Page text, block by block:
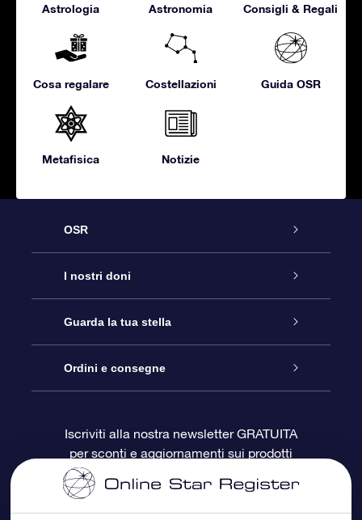
Astrologia Astronomia Consigli & Regali
Cosa regalare Costellazioni Guida OSR
Metafisica Notizie
OSR
Assistenza
Contattaci
Blog
OSR Recensioni
I nostri doni
Online Star Gift
Pacchetto regalo OSR
Gift Card OSR
Doni aziendali
Guarda la tua stella
Registro stellare
Star Page personalizzata
One Million Stars
Ordini e consegne
Informazioni di Pagamento
Iscriviti alla nostra newsletter GRATUITA
per sconti e aggiornamenti sui prodotti